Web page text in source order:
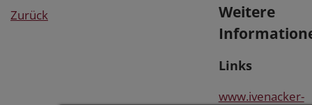
Zurück
Weitere
Links
www.ivenacker-